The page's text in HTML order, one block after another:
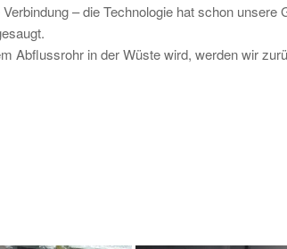
– die Technologie hat schon unsere
Abflussrohr in der Wüste wird, werden wir